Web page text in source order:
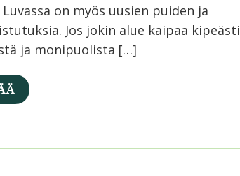
on myös uusien puiden ja
Jos jokin alue kaipaa kipeästi
ja monipuolista […]